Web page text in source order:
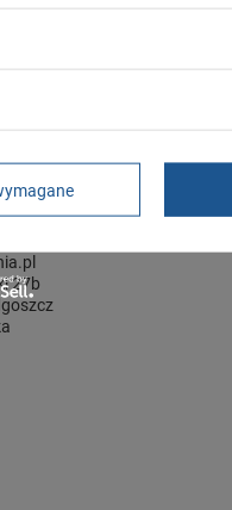
przedsiębiorców
27b